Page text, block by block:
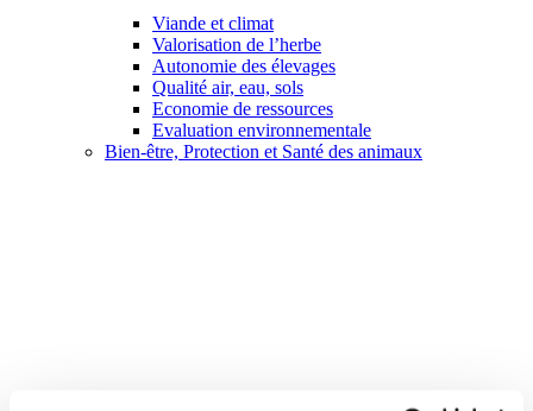
Viande et climat
Valorisation de l’herbe
Autonomie des élevages
Qualité air, eau, sols
Economie de ressources
Evaluation environnementale
Bien-être, Protection et Santé des animaux